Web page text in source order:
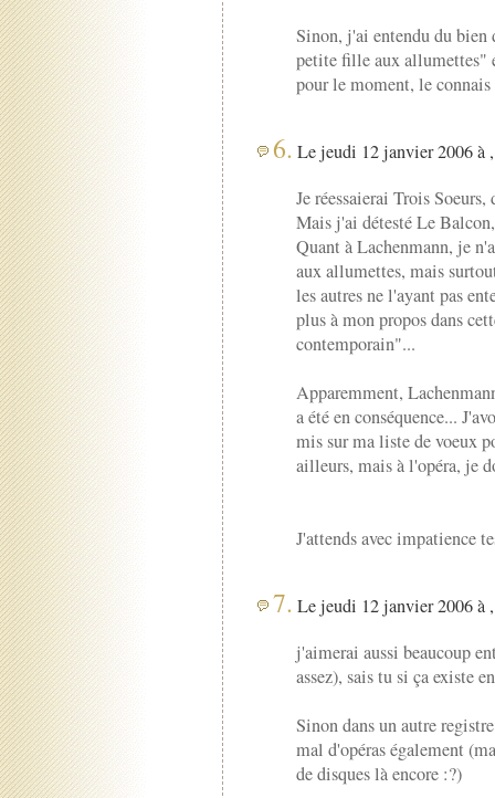
Sinon, j'ai entendu du
petite fille aux allumettes"
pour le moment, le
6. Le jeudi 12 janvier 2006 à
Je réessaierai Trois
Mais j'ai détesté Le
Quant à Lachenmann, je
aux allumettes, mais
les autres ne l'ayant pas
plus à mon propos dans
contemporain"...
Apparemment,
a été en conséquence...
mis sur ma liste de voeux
ailleurs, mais à l'opéra, je
J'attends avec impatience
7. Le jeudi 12 janvier 2006 à
j'aimerai aussi beaucoup
assez), sais tu si ça existe
Sinon dans un autre
mal d'opéras également
de disques là encore :?)